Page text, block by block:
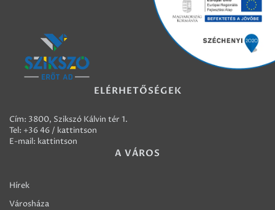
ELÉRHETŐSÉGEK
Cím: 3800, Szikszó Kálvin tér 1.
Tel: +36 46 / kattintson
E-mail: kattintson
A VÁROS
Hírek
Városháza